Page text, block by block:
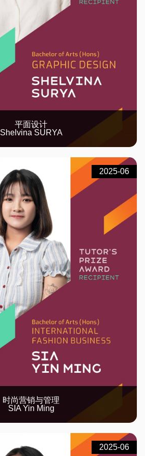
平面设计
Shelvina SURYA
时尚营销与管理
SIA Yin Ming
2025-06
2025-06